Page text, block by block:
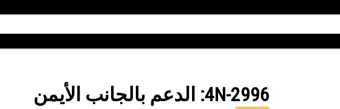
4N-2996: الدعم بالجانب الأيمن